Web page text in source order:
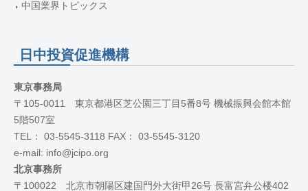
中国業界トピックス
日中投資促進機構
東京事務局
〒105-0011 東京都港区芝公園三丁目5番8号 機械振興会館本館
5階507室
TEL： 03-5545-3118 FAX： 03-5545-3120
e-mail: info@jcipo.org
北京事務所
〒100022 北京市朝陽区建国門外大街甲26号 長富宮弁公楼402